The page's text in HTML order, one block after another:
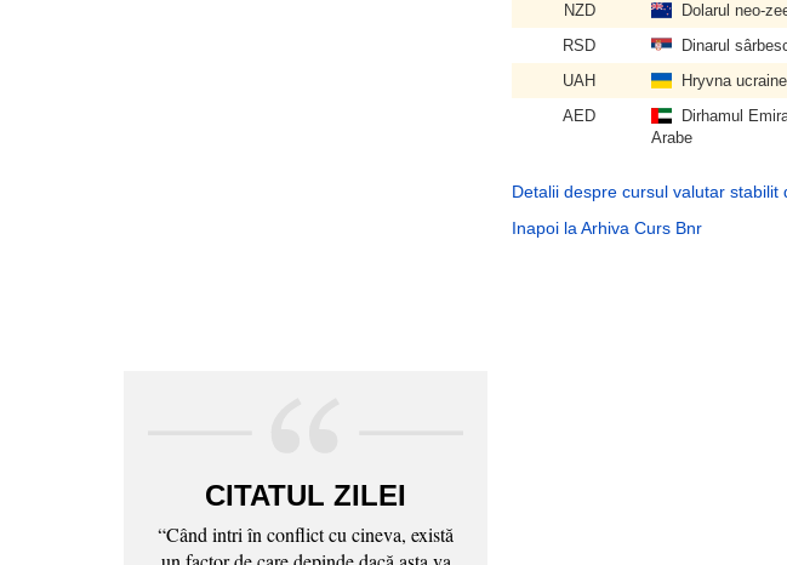
CITATUL ZILEI
“Când intri în conflict cu cineva, există
NZD
Dolarul neo-
RSD
Dinarul
UAH
Hryvna
AED
Dirhamul
Arabe
Detalii despre cursul valutar stabilit
Inapoi la Arhiva Curs Bnr